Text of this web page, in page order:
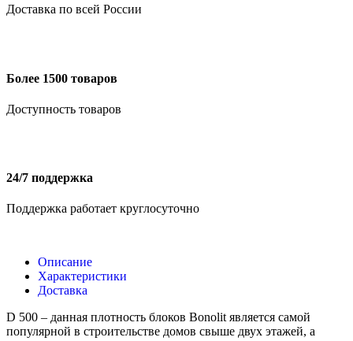
Доставка по всей России
Более 1500 товаров
Доступность товаров
24/7 поддержка
Поддержка работает круглосуточно
Описание
Характеристики
Доставка
D 500 – данная плотность блоков Bonolit является самой
популярной в строительстве домов свыше двух этажей, а